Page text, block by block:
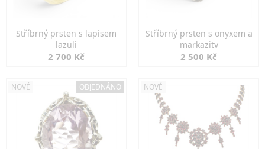
Stříbrný prsten s lapisem
lazuli
2 700 Kč
Stříbrný prsten s onyxem a
markazity
2 500 Kč
NOVÉ OBJEDNÁNO NOVÉ